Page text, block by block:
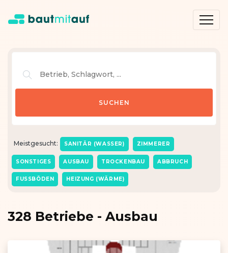
Meistgesucht: SANITÄR (WASSER) ZIMMERER
SONSTIGES AUSBAU TROCKENBAU ABBRUCH
FUSSBÖDEN HEIZUNG (WÄRME)
328 Betriebe - Ausbau